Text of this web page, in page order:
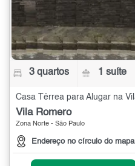
3 quartos 1 suíte
Vila Romero
Zona Norte - São Paulo
Endereço no círculo do mapa